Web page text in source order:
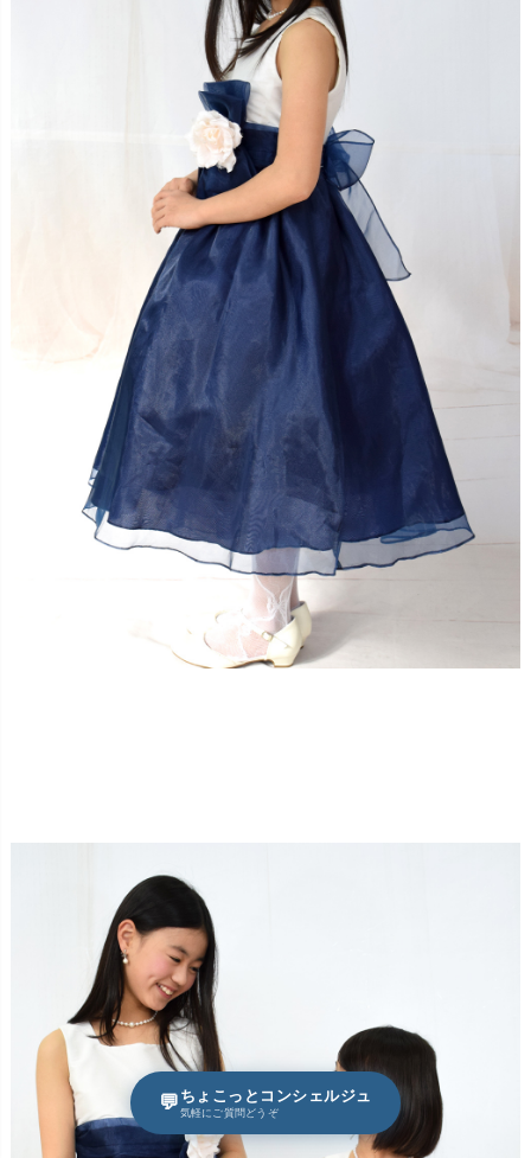
💬 ちょこっとコンシェルジュ
気軽にご質問どうぞ